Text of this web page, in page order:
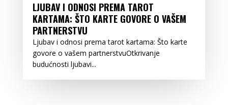
LJUBAV I ODNOSI PREMA TAROT
KARTAMA: ŠTO KARTE GOVORE O VAŠEM
PARTNERSTVU
Ljubav i odnosi prema tarot kartama: Što karte
govore o vašem partnerstvuOtkrivanje
budućnosti ljubavi...